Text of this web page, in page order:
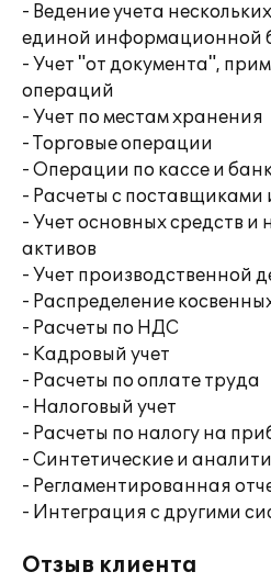
- Ведение учета
единой информационной
- Учет "от документа",
операций
- Учет по местам хранения
- Торговые операции
- Операции по кассе и
- Расчеты с поставщиками
- Учет основных средств
активов
- Учет производственной
- Распределение
- Расчеты по НДС
- Кадровый учет
- Расчеты по оплате труда
- Налоговый учет
- Расчеты по налогу на
- Синтетические и
- Регламентированная
- Интеграция с другими
Отзыв клиента